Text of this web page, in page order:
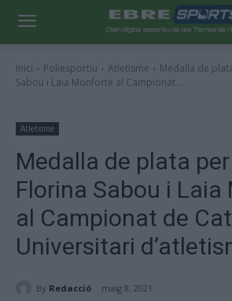
Inici Poliesportiu Atletisme
Medalla de
Sabou i Laia Monforte al Campionat...
Atletisme
Medalla de plata
Florina Sabou i
al Campionat de
Universitari
By Redacció maig 8, 2021